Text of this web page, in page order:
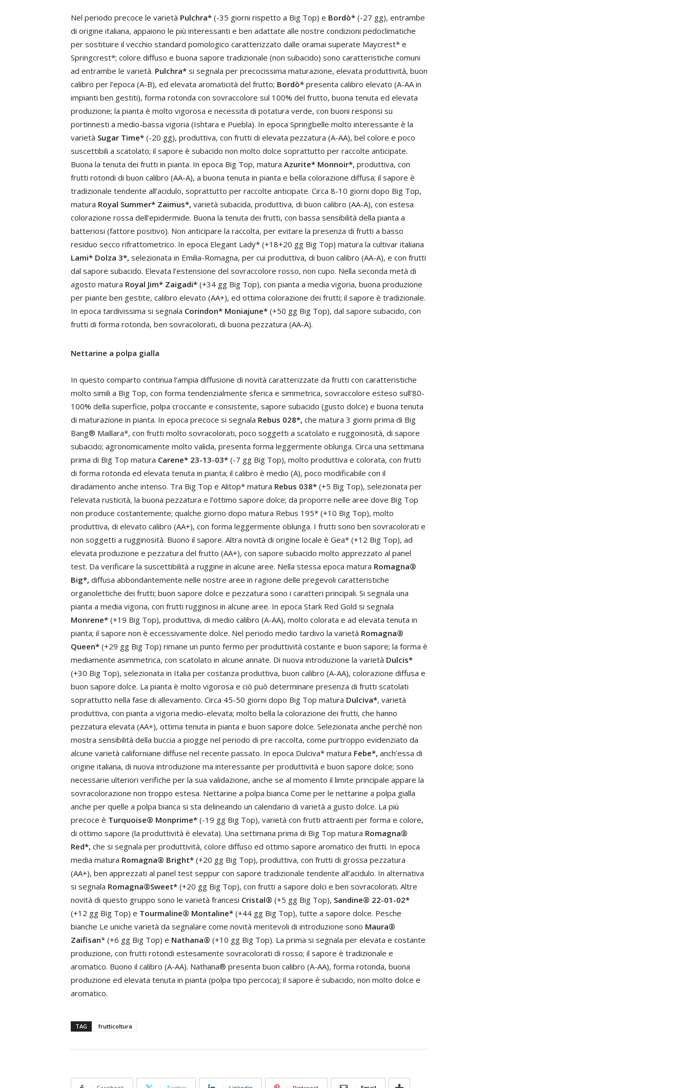
Nel periodo precoce le varietà Pulchra* (-35 giorni rispetto a Big Top) e Bordò* (-27 gg), entrambe
di origine italiana, appaiono le più interessanti e ben adattate alle nostre condizioni pedoclimatiche
per sostituire il vecchio standard pomologico caratterizzato dalle oramai superate Maycrest* e
Springcrest*; colore diffuso e buona sapore tradizionale (non subacido) sono caratteristiche comuni
ad entrambe le varietà. Pulchra* si segnala per precocissima maturazione, elevata produttività, buon
calibro per l’epoca (A-B), ed elevata aromaticità del frutto; Bordò* presenta calibro elevato (A-AA in
impianti ben gestiti), forma rotonda con sovraccolore sul 100% del frutto, buona tenuta ed elevata
produzione; la pianta è molto vigorosa e necessita di potatura verde, con buoni responsi su
portinnesti a medio-bassa vigoria (Ishtara e Puebla). In epoca Springbelle molto interessante è la
varietà Sugar Time* (-20 gg), produttiva, con frutti di elevata pezzatura (A-AA), bel colore e poco
suscettibili a scatolato; il sapore è subacido non molto dolce soprattutto per raccolte anticipate.
Buona la tenuta dei frutti in pianta. In epoca Big Top, matura Azurite* Monnoir*, produttiva, con
frutti rotondi di buon calibro (AA-A), a buona tenuta in pianta e bella colorazione diffusa; il sapore è
tradizionale tendente all’acidulo, soprattutto per raccolte anticipate. Circa 8-10 giorni dopo Big Top,
matura Royal Summer* Zaimus*, varietà subacida, produttiva, di buon calibro (AA-A), con estesa
colorazione rossa dell’epidermide. Buona la tenuta dei frutti, con bassa sensibilità della pianta a
batteriosi (fattore positivo). Non anticipare la raccolta, per evitare la presenza di frutti a basso
residuo secco rifrattometrico. In epoca Elegant Lady* (+18+20 gg Big Top) matura la cultivar italiana
Lami* Dolza 3*, selezionata in Emilia-Romagna, per cui produttiva, di buon calibro (AA-A), e con frutti
dal sapore subacido. Elevata l’estensione del sovraccolore rosso, non cupo. Nella seconda metà di
agosto matura Royal Jim* Zaigadi* (+34 gg Big Top), con pianta a media vigoria, buona produzione
per piante ben gestite, calibro elevato (AA+), ed ottima colorazione dei frutti; il sapore è tradizionale.
In epoca tardivissima si segnala Corindon* Moniajune* (+50 gg Big Top), dal sapore subacido, con
frutti di forma rotonda, ben sovracolorati, di buona pezzatura (AA-A).
Nettarine a polpa gialla
In questo comparto continua l’ampia diffusione di novità caratterizzate da frutti con caratteristiche
molto simili a Big Top, con forma tendenzialmente sferica e simmetrica, sovraccolore esteso sull’80-
100% della superficie, polpa croccante e consistente, sapore subacido (gusto dolce) e buona tenuta
di maturazione in pianta. In epoca precoce si segnala Rebus 028*, che matura 3 giorni prima di Big
Bang® Maillara*, con frutti molto sovracolorati, poco soggetti a scatolato e ruggoinosità, di sapore
subacido; agronomicamente molto valida, presenta forma leggermente oblunga. Circa una settimana
prima di Big Top matura Carene* 23-13-03* (-7 gg Big Top), molto produttiva e colorata, con frutti
di forma rotonda ed elevata tenuta in pianta; il calibro è medio (A), poco modificabile con il
diradamento anche intenso. Tra Big Top e Alitop* matura Rebus 038* (+5 Big Top), selezionata per
l’elevata rusticità, la buona pezzatura e l’ottimo sapore dolce; da proporre nelle aree dove Big Top
non produce costantemente; qualche giorno dopo matura Rebus 195* (+10 Big Top), molto
produttiva, di elevato calibro (AA+), con forma leggermente oblunga. I frutti sono ben sovracolorati e
non soggetti a rugginosità. Buono il sapore. Altra novità di origine locale è Gea* (+12 Big Top), ad
elevata produzione e pezzatura del frutto (AA+), con sapore subacido molto apprezzato al panel
test. Da verificare la suscettibilità a ruggine in alcune aree. Nella stessa epoca matura Romagna®
Big*, diffusa abbondantemente nelle nostre aree in ragione delle pregevoli caratteristiche
organolettiche dei frutti; buon sapore dolce e pezzatura sono i caratteri principali. Si segnala una
pianta a media vigoria, con frutti rugginosi in alcune aree. In epoca Stark Red Gold si segnala
Monrene* (+19 Big Top), produttiva, di medio calibro (A-AA), molto colorata e ad elevata tenuta in
pianta; il sapore non è eccessivamente dolce. Nel periodo medio tardivo la varietà Romagna®
Queen* (+29 gg Big Top) rimane un punto fermo per produttività costante e buon sapore; la forma è
mediamente asimmetrica, con scatolato in alcune annate. Di nuova introduzione la varietà Dulcis*
(+30 Big Top), selezionata in Italia per costanza produttiva, buon calibro (A-AA), colorazione diffusa e
buon sapore dolce. La pianta è molto vigorosa e ciò può determinare presenza di frutti scatolati
soprattutto nella fase di allevamento. Circa 45-50 giorni dopo Big Top matura Dulciva*, varietà
produttiva, con pianta a vigoria medio-elevata; molto bella la colorazione dei frutti, che hanno
pezzatura elevata (AA+), ottima tenuta in pianta e buon sapore dolce. Selezionata anche perché non
mostra sensibilità della buccia a piogge nel periodo di pre raccolta, come purtroppo evidenziato da
alcune varietà californiane diffuse nel recente passato. In epoca Dulciva* matura Febe*, anch’essa di
origine italiana, di nuova introduzione ma interessante per produttività e buon sapore dolce; sono
necessarie ulteriori verifiche per la sua validazione, anche se al momento il limite principale appare la
sovracolorazione non troppo estesa. Nettarine a polpa bianca Come per le nettarine a polpa gialla
anche per quelle a polpa bianca si sta delineando un calendario di varietà a gusto dolce. La più
precoce è Turquoise® Monprime* (-19 gg Big Top), varietà con frutti attraenti per forma e colore,
di ottimo sapore (la produttività è elevata). Una settimana prima di Big Top matura Romagna®
Red*, che si segnala per produttività, colore diffuso ed ottimo sapore aromatico dei frutti. In epoca
media matura Romagna® Bright* (+20 gg Big Top), produttiva, con frutti di grossa pezzatura
(AA+), ben apprezzati al panel test seppur con sapore tradizionale tendente all’acidulo. In alternativa
si segnala Romagna®Sweet* (+20 gg Big Top), con frutti a sapore dolci e ben sovracolorati. Altre
novità di questo gruppo sono le varietà francesi Cristal® (+5 gg Big Top), Sandine® 22-01-02*
(+12 gg Big Top) e Tourmaline® Montaline* (+44 gg Big Top), tutte a sapore dolce. Pesche
bianche Le uniche varietà da segnalare come novità meritevoli di introduzione sono Maura®
Zaifisan* (+6 gg Big Top) e Nathana® (+10 gg Big Top). La prima si segnala per elevata e costante
produzione, con frutti rotondi estesamente sovracolorati di rosso; il sapore è tradizionale e
aromatico. Buono il calibro (A-AA). Nathana® presenta buon calibro (A-AA), forma rotonda, buona
produzione ed elevata tenuta in pianta (polpa tipo percoca); il sapore è subacido, non molto dolce e
aromatico.
TAG frutticoltura